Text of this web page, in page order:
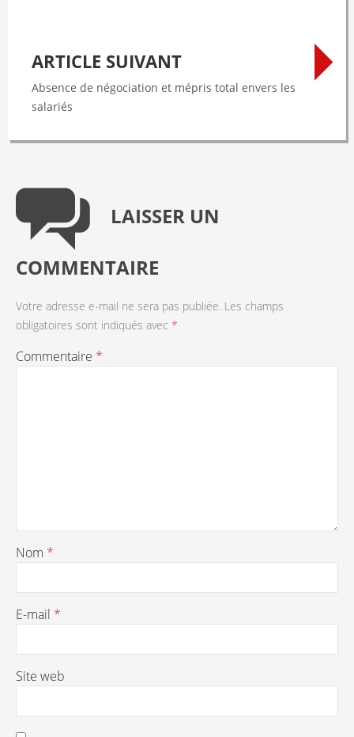
ARTICLE SUIVANT
Absence de négociation et mépris total envers les
salariés
LAISSER UN
COMMENTAIRE
Votre adresse e-mail ne sera pas publiée. Les champs
obligatoires sont indiqués avec *
Commentaire *
Nom *
E-mail *
Site web